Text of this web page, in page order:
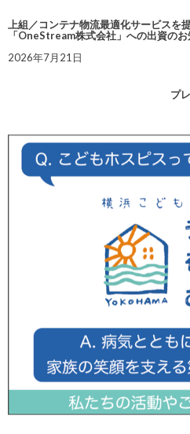
上組／コンテナ物流最適化サービスを
「OneStream株式会社」への出資の
2026年7月21日
プ